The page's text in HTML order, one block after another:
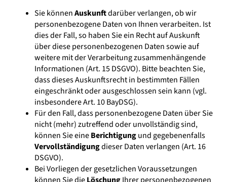
Sie könnenAuskunftdarüber verlangen, ob wir
personenbezogene Daten von Ihnen verarbeiten. Ist
dies der Fall, so haben Sie ein Recht auf Auskunft
über diese personenbezogenen Daten sowie auf
weitere mit der Verarbeitung zusammenhängende
Informationen (Art. 15 DSGVO). Bitte beachten Sie,
dass dieses Auskunftsrecht in bestimmten Fällen
eingeschränkt oder ausgeschlossen sein kann (vgl.
insbesondere Art. 10 BayDSG).
Für den Fall, dass personenbezogene Daten über Sie
nicht (mehr) zutreffend oder unvollständig sind,
können Sie eineBerichtigungund gegebenenfalls
Vervollständigungdieser Daten verlangen (Art. 16
DSGVO).
Bei Vorliegen der gesetzlichen Voraussetzungen